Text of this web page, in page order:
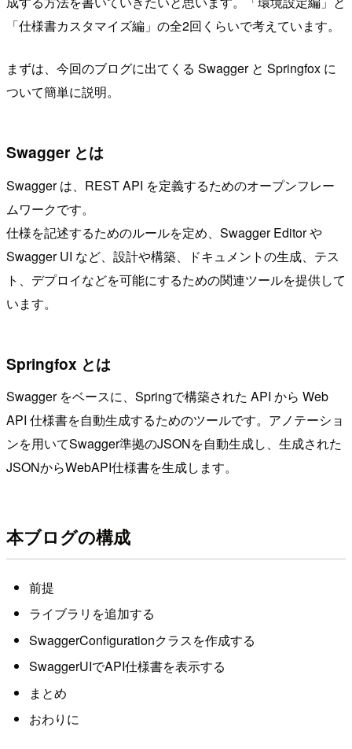
「仕様書カスタマイズ編」の全2回くらいで考えています。
まずは、今回のブログに出てくる Swagger と Springfox に
ついて簡単に説明。
Swagger とは
Swagger は、REST API を定義するためのオープンフレー
ムワークです。
仕様を記述するためのルールを定め、Swagger Editor や
Swagger UI など、設計や構築、ドキュメントの生成、テス
ト、デプロイなどを可能にするための関連ツールを提供して
います。
Springfox とは
Swagger をベースに、Springで構築された API から Web
API 仕様書を自動生成するためのツールです。アノテーショ
ンを用いてSwagger準拠のJSONを自動生成し、生成された
JSONからWebAPI仕様書を生成します。
本ブログの構成
前提
ライブラリを追加する
SwaggerConfigurationクラスを作成する
SwaggerUIでAPI仕様書を表示する
まとめ
おわりに